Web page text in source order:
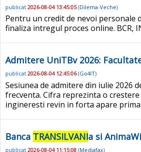
publicat 2026-08-04 13:45:05(Dilema-Veche)
Pentru un credit de nevoi personale
finaliza intregul proces online. BCR,
Admitere UniTBv 2026:
publicat 2026-08-04 12:45:06(Go4IT)
Sesiunea de admitere din iulie 2026
frecventa. Cifra reprezinta o
ingineresti revin in forta apare prima
Banca TRANSILVANIa si
publicat 2026-08-04 11:15:08 (Mediafax)